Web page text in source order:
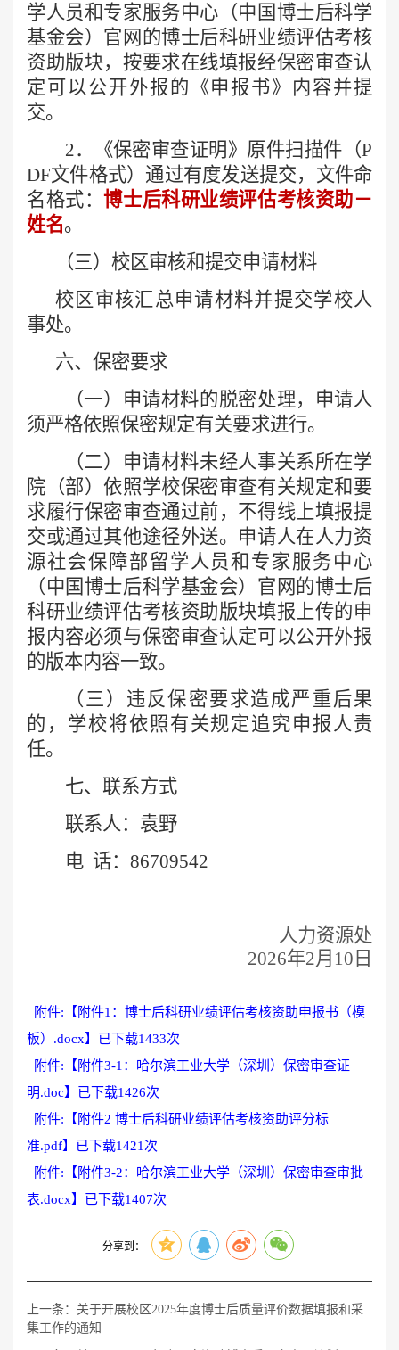
学人员和专家服务中心（中国博士后科学
基金会）官网的博士后科研业绩评估考核
资助版块，按要求在线填报经保密审查认
定可以公开外报的《申报书》内容并提
交。
2．《保密审查证明》原件扫描件（P
DF文件格式） 通过有度发送提交， 文件命
名格式：博士后科研业绩评估考核资助－
姓名。
（三） 校区审核和提交申请材料
校区审核汇总申请材料并提交学校人
事处。
六、保密要求
（一）申请材料的脱密处理，申请人
须严格依照保密规定有关要求进行。
（二）申请材料未经人事关系所在学
院（部）依照学校保密审查有关规定和要
求履行保密审查通过前，不得线上填报提
交或通过其他途径外送。申请人在人力资
源社会保障部留学人员和专家服务中心
（中国博士后科学基金会）官网的博士后
科研业绩评估考核资助版块填报上传的申
报内容必须与保密审查认定可以公开外报
的版本内容一致。
（三）违反保密要求造成严重后果
的，学校将依照有关规定追究申报人责
任。
七、联系方式
联系人： 袁野
电 话： 86709542
人力资源处
2026年2月10日
附件:【 附件1：博士后科研业绩评估考核资助申报书（模
板）.docx】已下载1433次
附件:【 附件3-1：哈尔滨工业大学（深圳）保密审查证
明.doc】已下载1426次
附件:【 附件2 博士后科研业绩评估考核资助评分标
准.pdf】已下载1421 次
附件:【 附件3-2：哈尔滨工业大学（深圳）保密审查审批
表.docx】已下载1407次
分享到：
上一条： 关于开展校区2025年度博士后质量评价数据填报和采
集工作的通知